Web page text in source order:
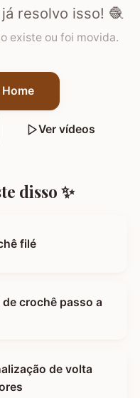
resolvo isso! 🧶
existe ou foi movida.
Ver vídeos
disso ✨
filé
de volta